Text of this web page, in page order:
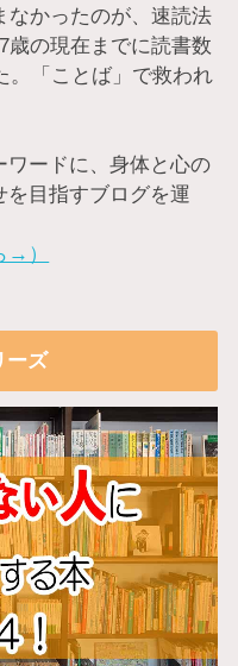
なかったのが、速読法
歳の現在までに読書数
。「ことば」で救われ
ワードに、身体と心の
目指すブログを運
→）
ーズ